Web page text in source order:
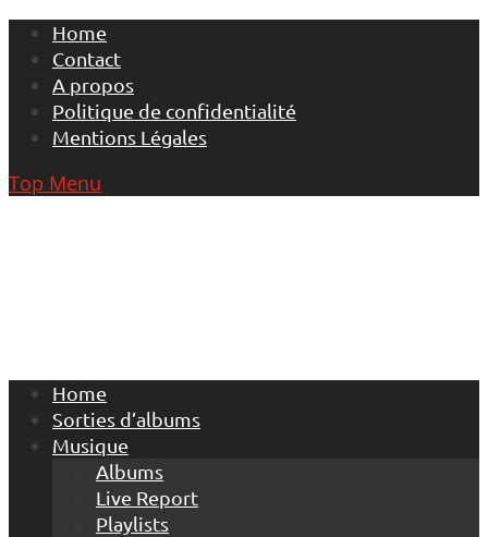
Skip
content
Home
Contact
A propos
Politique de confidentialité
Mentions Légales
Top Menu
Home
Sorties d’albums
Musique
Albums
Live Report
Playlists